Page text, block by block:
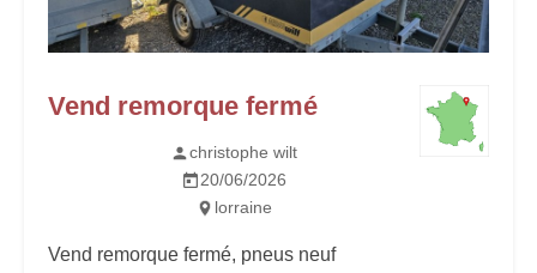
Vend remorque fermé
christophe wilt
20/06/2026
lorraine
Vend remorque fermé, pneus neuf